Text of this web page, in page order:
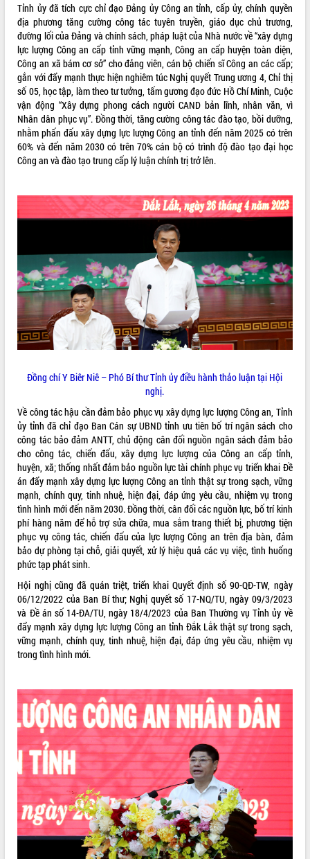
Tỉnh ủy đã tích cực chỉ đạo Đảng ủy Công an tỉnh, cấp ủy, chính quyền
địa phương tăng cường công tác tuyên truyền, giáo dục chủ trương,
đường lối của Đảng và chính sách, pháp luật của Nhà nước về “xây dựng
lực lượng Công an cấp tỉnh vững mạnh, Công an cấp huyện toàn diện,
Công an xã bám cơ sở” cho đảng viên, cán bộ chiến sĩ Công an các cấp;
gắn với đẩy mạnh thực hiện nghiêm túc Nghị quyết Trung ương 4, Chỉ thị
số 05, học tập, làm theo tư tưởng, tấm gương đạo đức Hồ Chí Minh, Cuộc
vận động “Xây dựng phong cách người CAND bản lĩnh, nhân văn, vì
Nhân dân phục vụ”. Đồng thời, tăng cường công tác đào tạo, bồi dưỡng,
nhằm phấn đấu xây dựng lực lượng Công an tỉnh đến năm 2025 có trên
60% và đến năm 2030 có trên 70% cán bộ có trình độ đào tạo đại học
Công an và đào tạo trung cấp lý luận chính trị trở lên.
Đồng chí Y Biêr Niê – Phó Bí thư Tỉnh ủy điều hành thảo luận tại Hội
nghị.
Về công tác hậu cần đảm bảo phục vụ xây dựng lực lượng Công an, Tỉnh
ủy tỉnh đã chỉ đạo Ban Cán sự UBND tỉnh ưu tiên bố trí ngân sách cho
công tác bảo đảm ANTT, chủ động cân đối nguồn ngân sách đảm bảo
cho công tác, chiến đấu, xây dựng lực lượng của Công an cấp tỉnh,
huyện, xã; thống nhất đảm bảo nguồn lực tài chính phục vụ triển khai Đề
án đẩy mạnh xây dựng lực lượng Công an tỉnh thật sự trong sạch, vững
mạnh, chính quy, tinh nhuệ, hiện đại, đáp ứng yêu cầu, nhiệm vụ trong
tình hình mới đến năm 2030. Đồng thời, cân đối các nguồn lực, bố trí kinh
phí hàng năm để hỗ trợ sửa chữa, mua sắm trang thiết bị, phương tiện
phục vụ công tác, chiến đấu của lực lượng Công an trên địa bàn, đảm
bảo dự phòng tại chỗ, giải quyết, xử lý hiệu quả các vụ việc, tình huống
phức tạp phát sinh.
Hội nghị cũng đã quán triệt, triển khai Quyết định số 90-QĐ-TW, ngày
06/12/2022 của Ban Bí thư; Nghị quyết số 17-NQ/TU, ngày 09/3/2023
và Đề án số 14-ĐA/TU, ngày 18/4/2023 của Ban Thường vụ Tỉnh ủy về
đẩy mạnh xây dựng lực lượng Công an tỉnh Đắk Lắk thật sự trong sạch,
vững mạnh, chính quy, tinh nhuệ, hiện đại, đáp ứng yêu cầu, nhiệm vụ
trong tình hình mới.